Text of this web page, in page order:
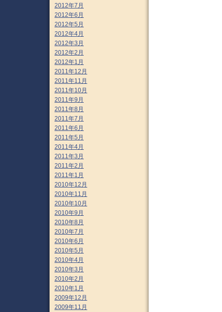
2012年7月
2012年6月
2012年5月
2012年4月
2012年3月
2012年2月
2012年1月
2011年12月
2011年11月
2011年10月
2011年9月
2011年8月
2011年7月
2011年6月
2011年5月
2011年4月
2011年3月
2011年2月
2011年1月
2010年12月
2010年11月
2010年10月
2010年9月
2010年8月
2010年7月
2010年6月
2010年5月
2010年4月
2010年3月
2010年2月
2010年1月
2009年12月
2009年11月